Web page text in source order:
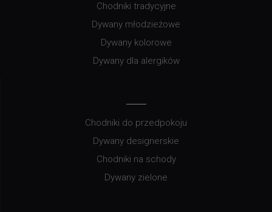
Chodniki tradycyjne
Dywany młodzieżowe
Dywany kolorowe
Dywany dla alergików
Chodniki do przedpokoju
Dywany designerskie
Chodniki na schody
Dywany zielone